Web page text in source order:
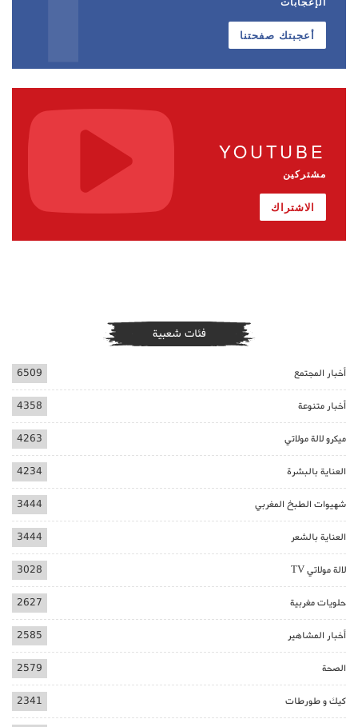
أعجبتك صفحتنا
YOUTUBE
مشتركين
الاشتراك
فئات شعبية
أخبار المجتمع 6509
أخبار متنوعة 4358
ميكرو لالة مولاتي 4263
العناية بالبشرة 4234
شهيوات الطبخ المغربي 3444
العناية بالشعر 3444
لالة مولاتي TV 3028
حلويات مغربية 2627
أخبار المشاهير 2585
الصحة 2579
كيك و طورطات 2341